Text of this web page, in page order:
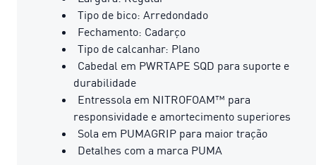
Tipo de bico: Arredondado
Fechamento: Cadarço
Tipo de calcanhar: Plano
Cabedal em PWRTAPE SQD para suporte e
durabilidade
Entressola em NITROFOAM™ para
responsividade e amortecimento superiores
Sola em PUMAGRIP para maior tração
Detalhes com a marca PUMA